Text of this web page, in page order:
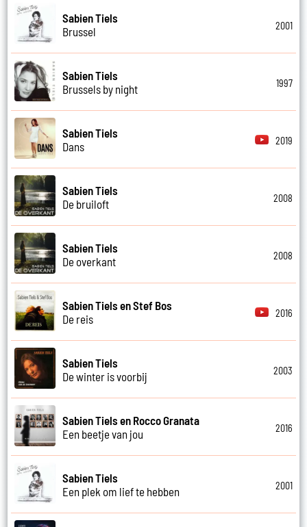
Sabien Tiels
Brussel
2001
Sabien Tiels
Brussels by night
1997
Sabien Tiels
Dans
2019
Sabien Tiels
De bruiloft
2008
Sabien Tiels
De overkant
2008
Sabien Tiels en Stef Bos
De reis
2016
Sabien Tiels
De winter is voorbij
2003
Sabien Tiels en Rocco Granata
Een beetje van jou
2016
Sabien Tiels
Een plek om lief te hebben
2001